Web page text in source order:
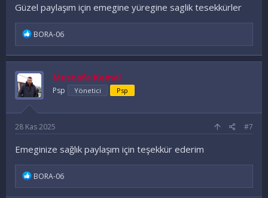
Güzel paylaşım için emegine yüregine saglik tesekkürler
İ
d
e
e
r
:
BORA-06
Mustafa Kemal
Psp Yönetici Psp
28 Kas 2025 #7
Emeginize sağlık paylaşım için teşekkür ederim
İBORA-06